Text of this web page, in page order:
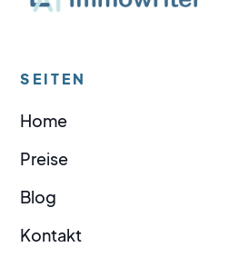
SEITEN
Home
Preise
Blog
Kontakt